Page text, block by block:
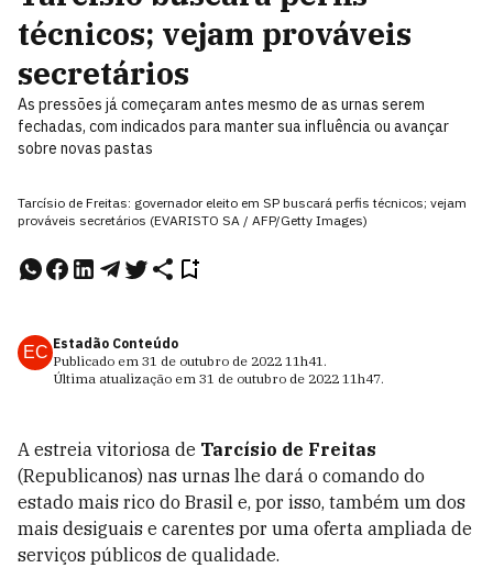
técnicos; vejam prováveis
secretários
As pressões já começaram antes mesmo de as urnas serem
fechadas, com indicados para manter sua influência ou avançar
sobre novas pastas
Tarcísio de Freitas: governador eleito em SP buscará perfis técnicos; vejam
prováveis secretários (EVARISTO SA / AFP/Getty Images)
EC Estadão Conteúdo
Publicado em 31 de outubro de 2022 11h41.
Última atualização em 31 de outubro de 2022 11h47.
A estreia vitoriosa de Tarcísio de Freitas
(Republicanos) nas urnas lhe dará o comando do
estado mais rico do Brasil e, por isso, também um dos
mais desiguais e carentes por uma oferta ampliada de
serviços públicos de qualidade.